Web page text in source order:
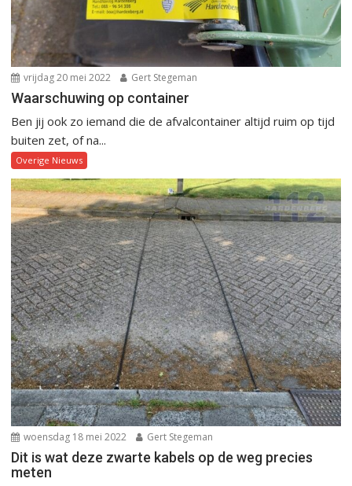
vrijdag 20 mei 2022 Gert Stegeman
Waarschuwing op container
Ben jij ook zo iemand die de afvalcontainer altijd ruim op tijd
buiten zet, of na...
Overige Nieuws
woensdag 18 mei 2022 Gert Stegeman
Dit is wat deze zwarte kabels op de weg precies
meten